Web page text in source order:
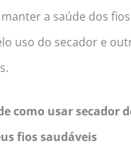
a saúde dos
uso do secador e
como usar secador
fios saudáveis